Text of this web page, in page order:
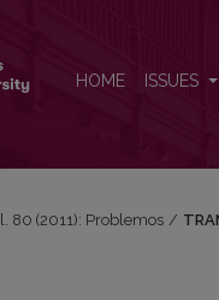
HOME ISSUES
80 (2011): Problemos /